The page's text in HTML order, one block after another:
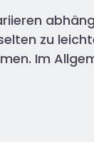
zu
Im